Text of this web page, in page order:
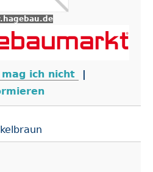
mag ich nicht
|